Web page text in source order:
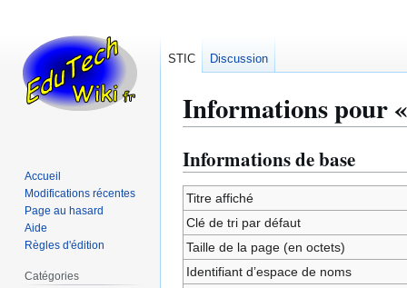
Informations pour
Aller
à
la
navigation
Aller
à
la
recherche
Informations de base
Titre affiché
Clé de tri par défaut
Taille de la page (en octets)
Identifiant dʼespace de noms
STIC Discussion
Accueil
Modifications récentes
Page au hasard
Aide
Règles d'édition
Catégories